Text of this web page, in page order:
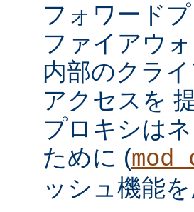
フォワード
ファイアウ
内部のクラ
アクセスを
プロキシは
ために (
ッシュ機能